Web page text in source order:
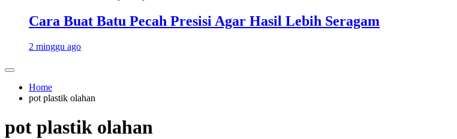
Cara Buat Batu Pecah Presisi Agar Hasil Lebih Seragam
2 minggu ago
Home
pot plastik olahan
pot plastik olahan